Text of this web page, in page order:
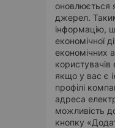
оновлюється
джерел.
інформацію,
економічної
економічних
якщо у вас є
профілі
адреса
можливість
кнопку